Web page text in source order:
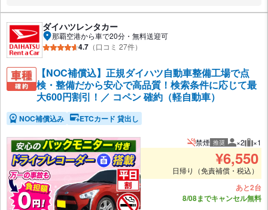
ダイハツレンタカー
那覇空港から車で20分・無料送迎可
4.7 （口コミ 27件）
【NOC補償込】正規ダイハツ自動車整備工場で点
検・整備だから安心で高品質！検索条件に応じて最
大600円割引！／ コペン 確約（軽自動車）
NOC補償込み ETCカード 貸出し
禁煙 推奨 推奨人数
×2 推
×1
¥6,550
日帰り（免責補償・税込）
あと2台
8/08までキャンセル無料